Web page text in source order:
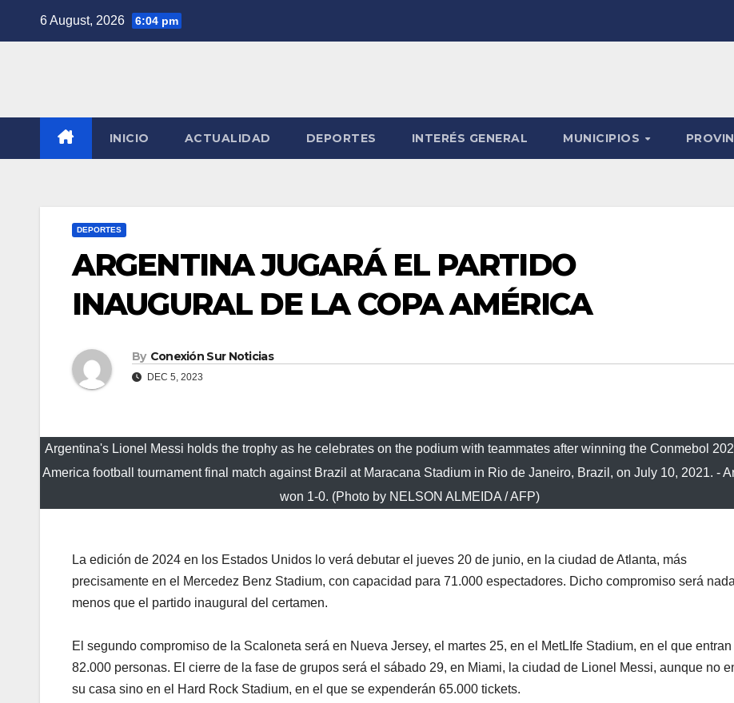
6 August, 2026 6:04 pm
INICIO ACTUALIDAD DEPORTES INTERÉS GENERAL MUNICIPIOS
DEPORTES
ARGENTINA JUGARÁ EL PARTIDO
INAUGURAL DE LA COPA AMÉRICA
By Conexión Sur Noticias
DEC 5, 2023
Argentina's Lionel Messi holds the trophy as he celebrates on the podium with teammates after winning the Conmebol
America football tournament final match against Brazil at Maracana Stadium in Rio de Janeiro, Brazil, on July 10, 2021. -
won 1-0. (Photo by NELSON ALMEIDA / AFP)
La edición de 2024 en los Estados Unidos lo verá debutar el jueves 20 de junio, en la ciudad de Atlanta, más
precisamente en el Mercedez Benz Stadium, con capacidad para 71.000 espectadores. Dicho compromiso será nada
menos que el partido inaugural del certamen.
El segundo compromiso de la Scaloneta será en Nueva Jersey, el martes 25, en el MetLIfe Stadium, en el que entran
82.000 personas. El cierre de la fase de grupos será el sábado 29, en Miami, la ciudad de Lionel Messi, aunque no
su casa sino en el Hard Rock Stadium, en el que se expenderán 65.000 tickets.